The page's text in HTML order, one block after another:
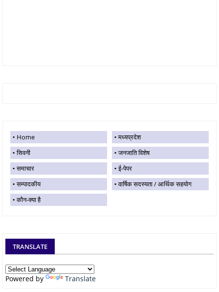
Home
मध्यप्रदेश
सिवनी
जनजाति विशेष
समाचार
ई-पेपर
सम्पादकीय
वार्षिक सदस्यता / आर्थिक सहयोग
कौन-क्या है
TRANSLATE
Powered by Translate